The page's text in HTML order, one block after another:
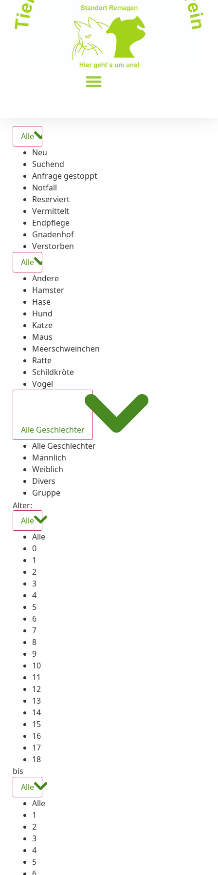
Alle
Neu
Suchend
Anfrage gestoppt
Notfall
Reserviert
Vermittelt
Endpflege
Gnadenhof
Verstorben
Alle
Andere
Hamster
Hase
Hund
Katze
Maus
Meerschweinchen
Ratte
Schildkröte
Vogel
Alle Geschlechter
Alle Geschlechter
Männlich
Weiblich
Divers
Gruppe
Alter:
Alle
Alle
0
1
2
3
4
5
6
7
8
9
10
11
12
13
14
15
16
17
18
bis
Alle
Alle
1
2
3
4
5